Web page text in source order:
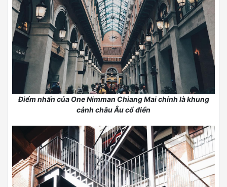
Điểm nhấn của One Nimman Chiang Mai chính là khung
cảnh châu Âu cổ điển